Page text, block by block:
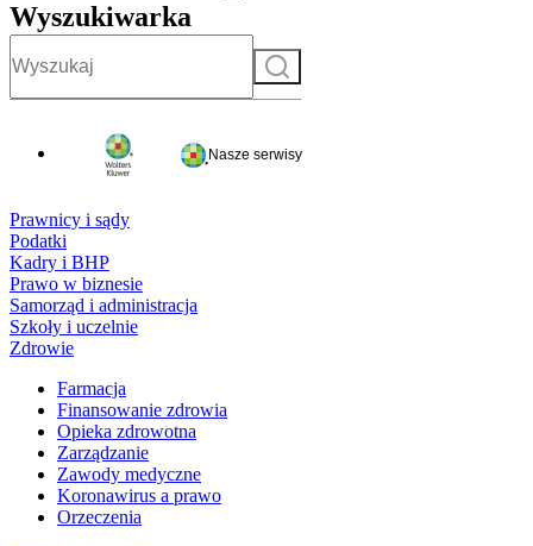
Wyszukiwarka
Szukaj
Nasze serwisy
Prawnicy i sądy
Podatki
Kadry i BHP
Prawo w biznesie
Samorząd i administracja
Szkoły i uczelnie
Zdrowie
Farmacja
Finansowanie zdrowia
Opieka zdrowotna
Zarządzanie
Zawody medyczne
Koronawirus a prawo
Orzeczenia